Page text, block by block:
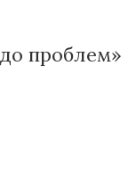
проблем»